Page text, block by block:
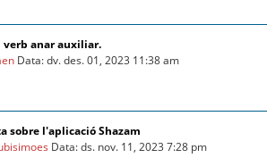
verb anar auxiliar.
Data: dv. des. 01, 2023 11:38 am
sobre l'aplicació Shazam
Data: ds. nov. 11, 2023 7:28 pm